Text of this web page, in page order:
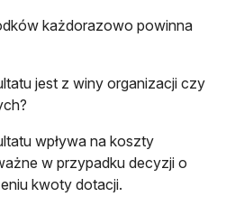
każdorazowo powinna
jest z winy organizacji czy
wpływa na koszty
w przypadku decyzji o
kwoty dotacji.